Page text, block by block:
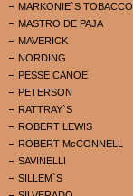
MARKONIE`S TOBACCO
MASTRO DE PAJA
MAVERICK
NORDING
PESSE CANOE
PETERSON
RATTRAY`S
ROBERT LEWIS
ROBERT McCONNELL
SAVINELLI
SILLEM`S